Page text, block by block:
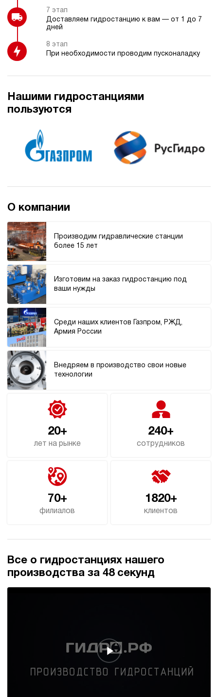
7 этап
Доставляем гидростанцию к вам — от 1 до 7
дней
8 этап
При необходимости проводим пусконаладку
Нашими гидростанциями
пользуются
О компании
Производим гидравлические станции
более 15 лет
Изготовим на заказ гидростанцию под
ваши нужды
Среди наших клиентов Газпром, РЖД,
Армия России
Внедряем в производство свои новые
технологии
20+
лет на рынке
240+
сотрудников
70+
филиалов
1820+
клиентов
Все о гидростанциях нашего
производства за 48 секунд